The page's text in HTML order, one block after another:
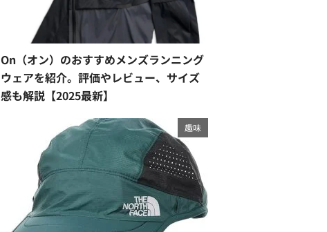
On（オン）のおすすめメンズランニング
ウェアを紹介。評価やレビュー、サイズ
感も解説【2025最新】
趣味